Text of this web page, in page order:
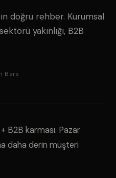
doğru rehber. Kurumsal
yakınlığı, B2B
Bars
B2B karması. Pazar
daha derin müşteri